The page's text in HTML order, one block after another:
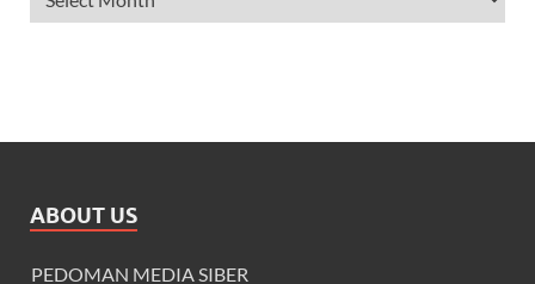
ABOUT US
PEDOMAN MEDIA SIBER